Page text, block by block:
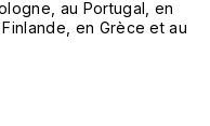
au Portugal, en
en Grèce et au